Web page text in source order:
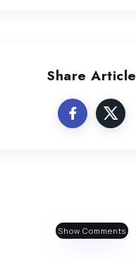
Share Article
Show Comments